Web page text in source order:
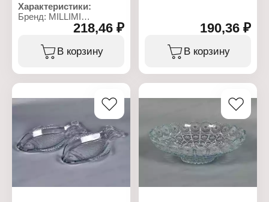
Характеристики:
Бренд: MILLIMI
Артикул: 820-725
Тип товара: Блюдо
Форма: колокольчик
Модель: "Щелкунчик"
218,46 ₽
В корзину
Материал: стекло
Цвет: прозрачный
Упаковка: в коробке
190,36 ₽
В корзину